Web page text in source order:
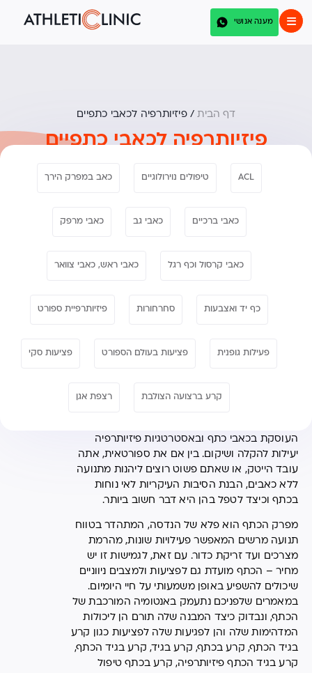
מענה אנושי
דף הבית/ פיזיותרפיה לכאבי כתפיים
פיזיותרפיה לכאבי כתפיים
ACL טיפולים נוירולוגיים כאב במפרק הירך
כאבי ברכיים כאבי גב כאבי מרפק
כאבי קרסול וכף רגל כאבי ראש, כאבי צוואר
כף יד ואצבעות סחרחורות פיזיותרפיית ספורט
פעילות גופנית פציעות בעולם הספורט פציעות סקי
קרע ברצועה הצולבת רצפת אגן
העוסקת בכאבי כתף ובאסטרטגיות פיזיותרפיה
יעילות להקלה ושיקום. בין אם את ספורטאית, אתה
עובד הייטק, או שאתם פשוט רוצים ליהנות מתנועה
ללא כאבים, הבנת הסיבות העיקריות לאי נוחות
בכתף וכיצד לטפל בהן היא דבר חשוב ביותר.
מפרק הכתף הוא פלא של הנדסה, המתהדר בטווח
תנועה מרשים המאפשר פעילויות שונות, מהרמת
מצרכים ועד זריקת כדור. עם זאת, לגמישות זו יש
מחיר – הכתף מועדת גם לפציעות ולמצבים ניווניים
שיכולים להשפיע באופן משמעותי על חיי היומיום.
במאמרים שלפניכם נתעמק באנטומיה המורכבת של
הכתף, ונבדוק כיצד המבנה שלה תורם הן ליכולות
המדהימות שלה והן לפגיעות שלה לפציעות כגון קרע
בגיד הכתף, קרע בכתף, קרע בגיד, קרע בגיד הכתף,
קרע בגיד הכתף פיזיותרפיה, קרע בכתף טיפול